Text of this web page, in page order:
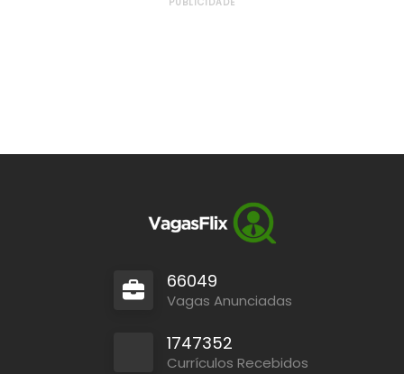
66049
Vagas Anunciadas
1747352
Currículos Recebidos